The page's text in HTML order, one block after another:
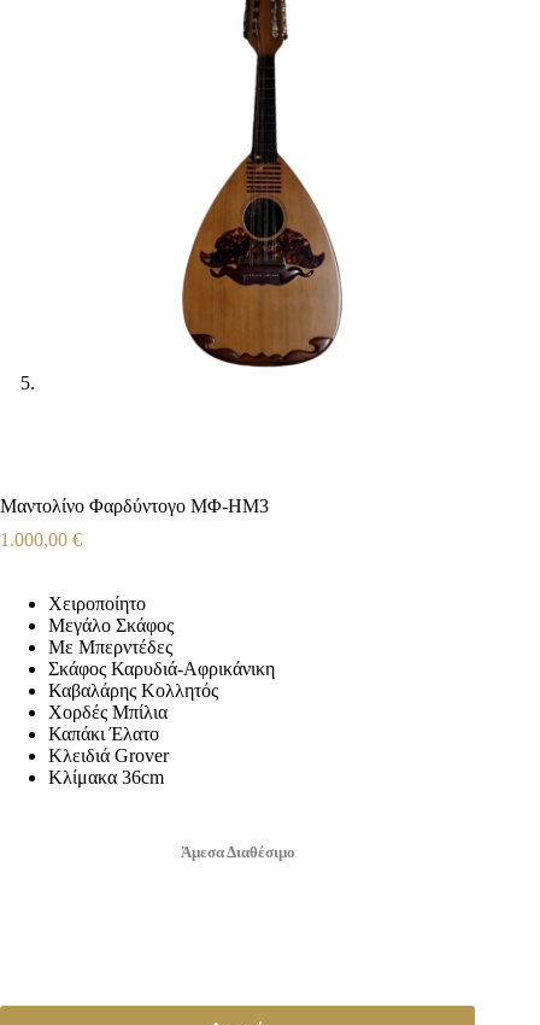
Μαντολίνο Φαρδύντογο ΜΦ-ΗΜ3
1.000,00 €
Χειροποίητο
Μεγάλο Σκάφος
Με Μπερντέδες
Σκάφος Καρυδιά-Αφρικάνικη
Καβαλάρης Κολλητός
Χορδές Μπίλια
Καπάκι Έλατο
Κλειδιά Grover
Κλίμακα 36cm
Άμεσα Διαθέσιμο